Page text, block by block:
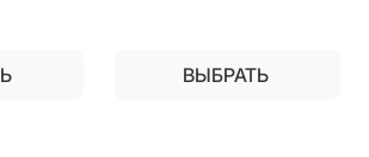
ВЫБРАТЬ